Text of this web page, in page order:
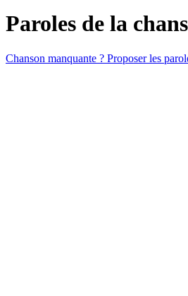
Paroles de la
Chanson manquante ? Proposer les